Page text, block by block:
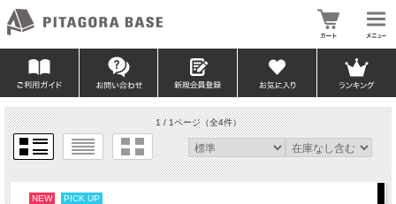
1 / 1ページ（全4件）
NEW PICK UP